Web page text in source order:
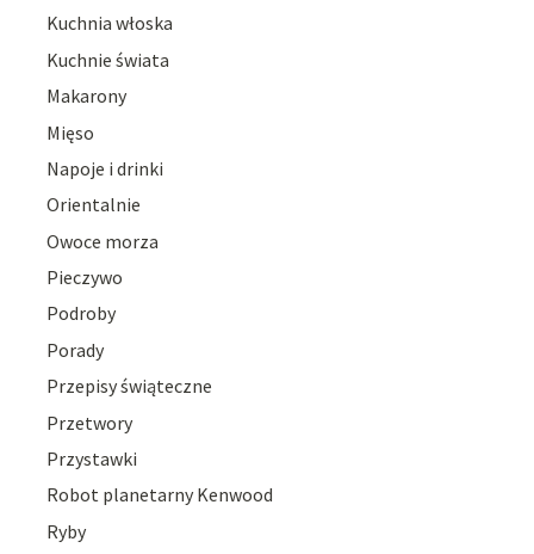
Kuchnia włoska
Kuchnie świata
Makarony
Mięso
Napoje i drinki
Orientalnie
Owoce morza
Pieczywo
Podroby
Porady
Przepisy świąteczne
Przetwory
Przystawki
Robot planetarny Kenwood
Ryby